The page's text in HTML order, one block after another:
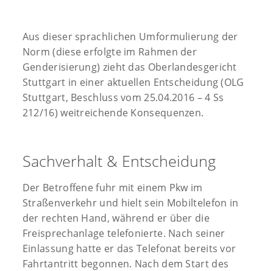
Aus dieser sprachlichen Umformulierung der
Norm (diese erfolgte im Rahmen der
Genderisierung) zieht das Oberlandesgericht
Stuttgart in einer aktuellen Entscheidung (OLG
Stuttgart, Beschluss vom 25.04.2016 – 4 Ss
212/16) weitreichende Konsequenzen.
Sachverhalt & Entscheidung
Der Betroffene fuhr mit einem Pkw im
Straßenverkehr und hielt sein Mobiltelefon in
der rechten Hand, während er über die
Freisprechanlage telefonierte. Nach seiner
Einlassung hatte er das Telefonat bereits vor
Fahrtantritt begonnen. Nach dem Start des